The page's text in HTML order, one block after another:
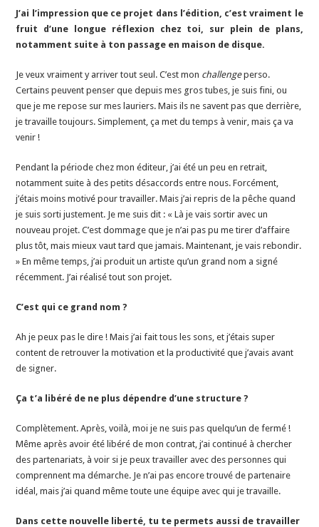
J’ai l’impression que ce projet dans l’édition, c’est vraiment le
fruit d’une longue réflexion chez toi, sur plein de plans,
notamment suite à ton passage en maison de disque.
Je veux vraiment y arriver tout seul. C’est mon challengeperso.
Certains peuvent penser que depuis mes gros tubes, je suis fini, ou
que je me repose sur mes lauriers. Mais ils ne savent pas que derrière,
je travaille toujours. Simplement, ça met du temps à venir, mais ça va
venir !
Pendant la période chez mon éditeur, j’ai été un peu en retrait,
notamment suite à des petits désaccords entre nous. Forcément,
j’étais moins motivé pour travailler. Mais j’ai repris de la pêche quand
je suis sorti justement. Je me suis dit : « Là je vais sortir avec un
nouveau projet. C’est dommage que je n’ai pas pu me tirer d’affaire
plus tôt, mais mieux vaut tard que jamais. Maintenant, je vais rebondir.
» En même temps, j’ai produit un artiste qu’un grand nom a signé
récemment. J’ai réalisé tout son projet.
C’est qui ce grand nom ?
Ah je peux pas le dire ! Mais j’ai fait tous les sons, et j’étais super
content de retrouver la motivation et la productivité que j’avais avant
de signer.
Ça t’a libéré de ne plus dépendre d’une structure ?
Complètement. Après, voilà, moi je ne suis pas quelqu’un de fermé !
Même après avoir été libéré de mon contrat, j’ai continué à chercher
des partenariats, à voir si je peux travailler avec des personnes qui
comprennent ma démarche. Je n’ai pas encore trouvé de partenaire
idéal, mais j’ai quand même toute une équipe avec qui je travaille.
Dans cette nouvelle liberté, tu te permets aussi de travailler